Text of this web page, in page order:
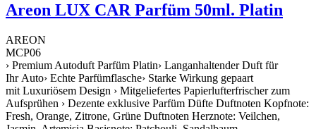
Areon LUX CAR Parfüm 50ml. Platin
AREON
MCP06
› Premium Autoduft Parfüm Platin› Langanhaltender Duft für
Ihr Auto› Echte Parfümflasche› Starke Wirkung gepaart
mit Luxuriösem Design › Mitgeliefertes Papierlufterfrischer zum
Aufsprühen › Dezente exklusive Parfüm Düfte Duftnoten Kopfnote:
Fresh, Orange, Zitrone, Grüne Duftnoten Herznote: Veilchen,